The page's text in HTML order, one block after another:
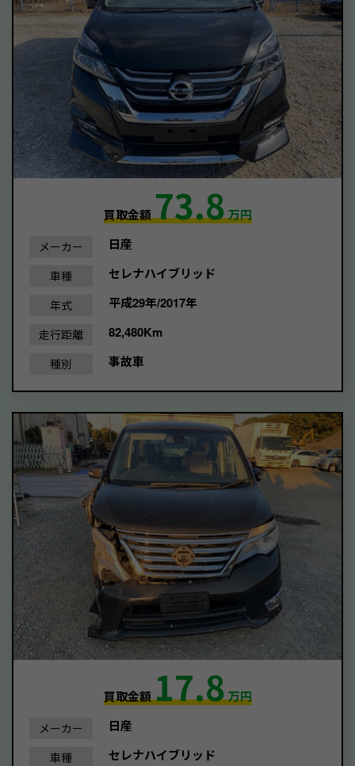
買取金額73.8万円
メーカー 日産
車種 セレナハイブリッド
年式 平成29年/2017年
走行距離 82,480Km
種別 事故車
買取金額17.8万円
メーカー 日産
車種 セレナハイブリッド